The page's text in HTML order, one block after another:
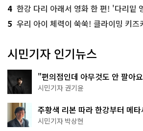
4 한강 다리 아래서 영화 한 편! '다리밑
5 우리 아이 체력이 쑥쑥! 클라이밍 키즈
시민기자 인기뉴스
"편의점인데 아무것도 안 팔아
한 편의점의 정체
시민기자 권기윤
주황색 리본 따라 한강부터 메
서울둘레길 15코스
시민기자 박상현